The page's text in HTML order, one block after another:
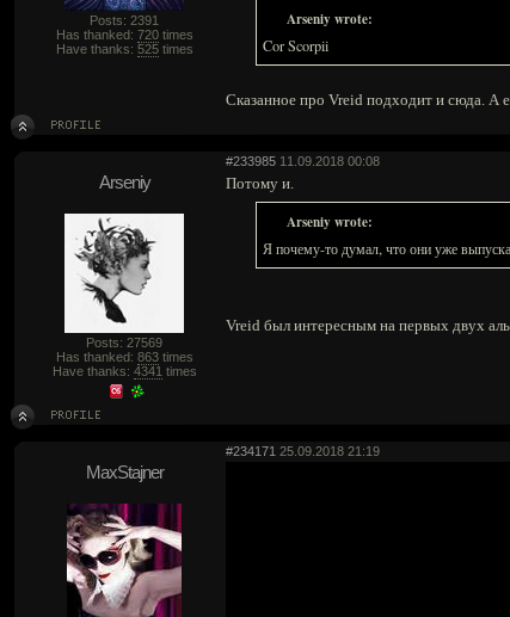
Posts: 2391
Has thanked: 720times
Have thanks: 525times
Arseniy wrote:
Cor Scorpii
Сказанное про Vreid подходит и сюда. А
#233985 11.09.2018 00:08
Arseniy
Posts: 27569
Has thanked: 863times
Have thanks: 4341 times
Потому и.
Arseniy wrote:
Я почему-то думал, что они уже
Vreid был интересным на первых двух
#234171 25.09.2018 21:19
MaxStajner